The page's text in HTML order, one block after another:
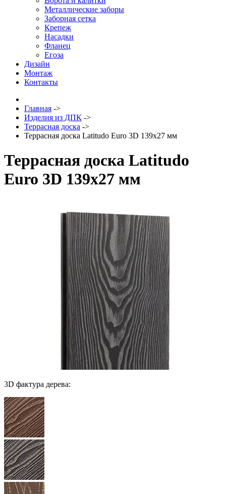
Металлические заборы
Заборная сетка
Крепеж
Насадки
Фланец
Егоза
Дизайн
Монтаж
Контакты
Главная ->
Изделия из ДПК ->
Террасная доска ->
Террасная доска Latitudo Euro 3D 139х27 мм
Террасная доска Latitudo
Euro 3D 139х27 мм
3D фактура дерева: